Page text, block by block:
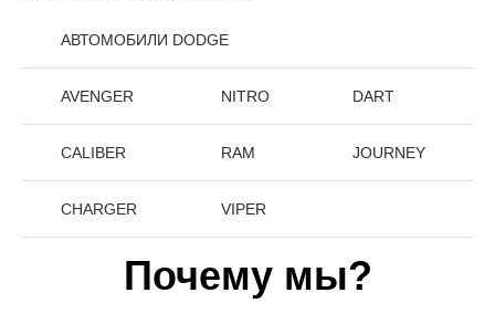
АВТОМОБИЛИ DODGE
AVENGER NITRO DART
CALIBER RAM JOURNEY
CHARGER VIPER
Почему мы?